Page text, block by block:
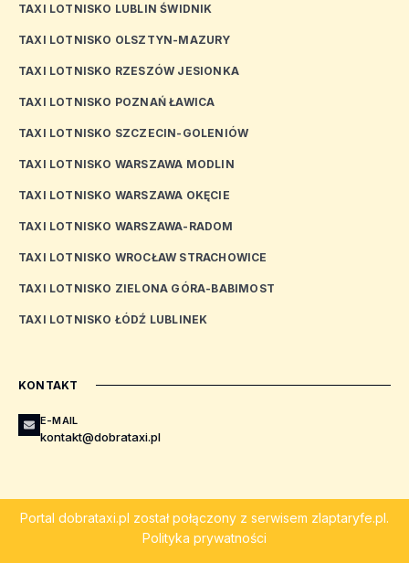
TAXI LOTNISKO LUBLIN ŚWIDNIK
TAXI LOTNISKO OLSZTYN-MAZURY
TAXI LOTNISKO RZESZÓW JESIONKA
TAXI LOTNISKO POZNAŃ ŁAWICA
TAXI LOTNISKO SZCZECIN-GOLENIÓW
TAXI LOTNISKO WARSZAWA MODLIN
TAXI LOTNISKO WARSZAWA OKĘCIE
TAXI LOTNISKO WARSZAWA-RADOM
TAXI LOTNISKO WROCŁAW STRACHOWICE
TAXI LOTNISKO ZIELONA GÓRA-BABIMOST
TAXI LOTNISKO ŁÓDŹ LUBLINEK
KONTAKT
E-MAIL
kontakt@dobrataxi.pl
Portal dobrataxi.pl został połączony z serwisem zlaptaryfe.pl.
Polityka prywatności